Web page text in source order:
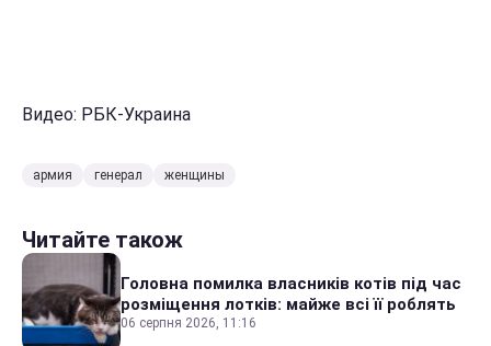
Видео: РБК-Украина
армия генерал женщины
Читайте також
Головна помилка власників котів під час
розміщення лотків: майже всі її роблять
06 серпня 2026, 11:16